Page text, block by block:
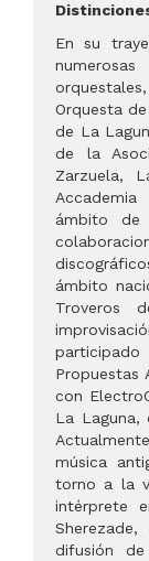
En su
Orquesta
de La
de la
Zarzuela,
ámbito de
ámbito
Troveros
Propuestas
con
La Laguna,
música
torno a la
intérprete
difusión